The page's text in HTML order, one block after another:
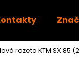
rozeta KTM SX 85
Co